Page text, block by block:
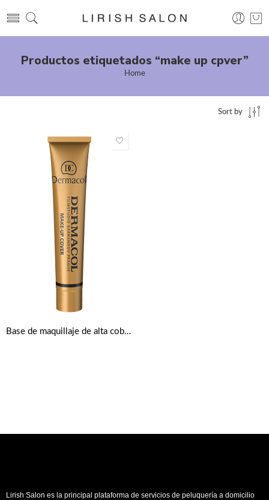
Productos etiquetados “make up cpver”
Home
Sort by
Base de maquillaje de alta cobertura de Dermacol Cover
Lirish Salon es la principal plataforma de servicios de peluquería a domicilio